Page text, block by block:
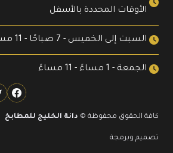
الأوقات المحددة بالأسفل
السبت إلى الخميس - 7 صباحًا - 11 مساءً
الجمعة - 1 مساءً - 11 مساءً
كافة الحقوق محفوظة © دانة الخليج للمطابخ
تصميم وبرمجة